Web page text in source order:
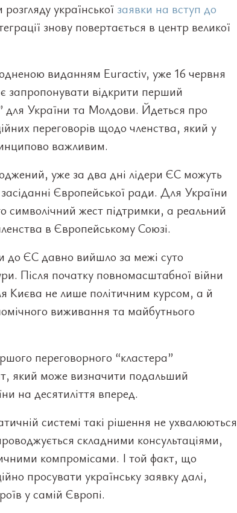
української заявки на вступ до
знову повертається в центр великої
виданням Euractiv, уже 16 червня
запропонувати відкрити перший
для України та Молдови. Йдеться про
переговорів щодо членства, який у
важливим.
уже за два дні лідери ЄС можуть
Європейської ради. Для України
символічний жест підтримки, а реальний
в Європейському Союзі.
до ЄС давно вийшло за межі суто
Після початку повномасштабної війни
Києва не лише політичним курсом, а й
виживання та майбутнього
переговорного “кластера”
який може визначити подальший
на десятиліття вперед.
системі такі рішення не ухвалюються
складними консультаціями,
компромісами. І той факт, що
просувати українську заявку далі,
у самій Європі.